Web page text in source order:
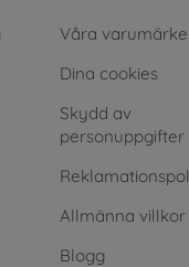
Våra
Dina cookies
Skydd av
personuppgifter
Allmänna villkor
Blogg